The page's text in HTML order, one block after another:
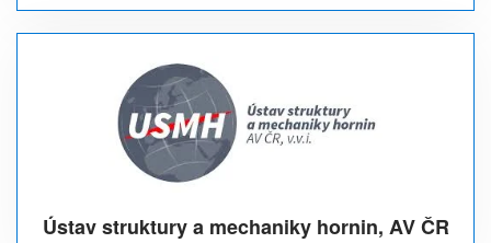
Ústav struktury a mechaniky hornin, AV ČR